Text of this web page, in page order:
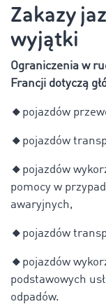
Zakazy
wyjątki
Ograniczenia w
Francji dotyczą
🔸 pojazdów
🔸 pojazdów
🔸 pojazdów
pomocy w
awaryjnych,
🔸 pojazdów
🔸 pojazdów
podstawowych
odpadów.